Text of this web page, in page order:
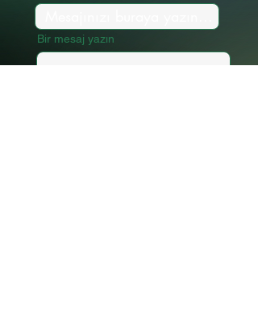
Bir mesaj yazın